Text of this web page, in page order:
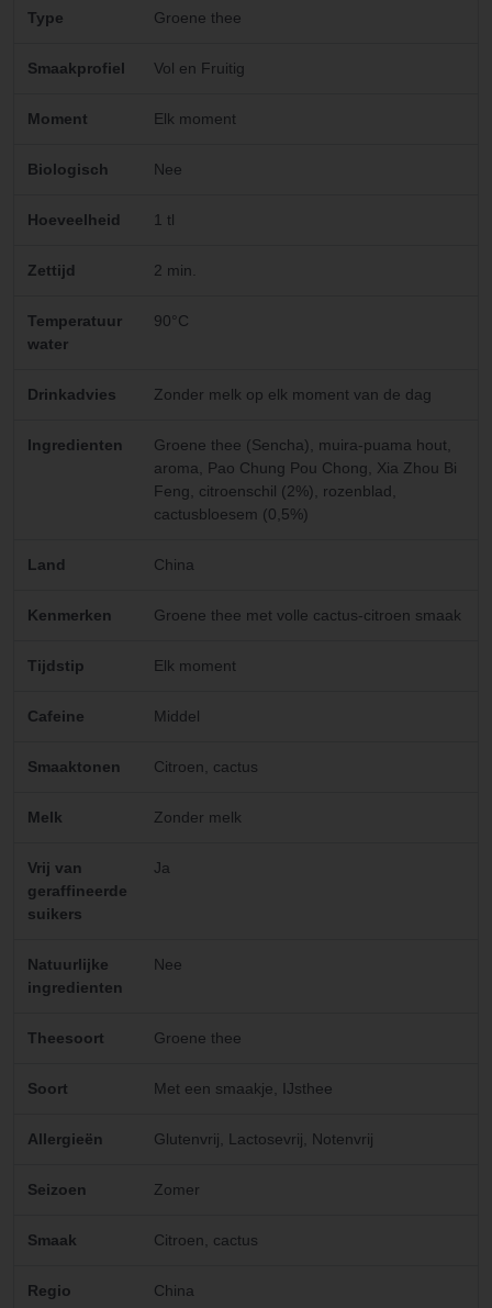
bent met de
cactus en
houdt.
Type Groene thee
Smaakprofiel Vol en Fruitig
Moment Elk moment
Biologisch Nee
Hoeveelheid 1 tl
Zettijd 2 min.
Temperatuur
water
90°C
Drinkadvies Zonder melk op elk moment van de dag
Ingredienten
Groene thee (Sencha), muira-puama hout,
aroma, Pao Chung Pou Chong, Xia Zhou Bi
Feng, citroenschil (2%), rozenblad,
cactusbloesem (0,5%)
Land China
Kenmerken Groene thee met volle cactus-citroen smaak
Tijdstip Elk moment
Cafeine Middel
Smaaktonen Citroen, cactus
Melk Zonder melk
Vrij van
geraffineerde
suikers
Ja
Natuurlijke
ingredienten
Nee
Theesoort Groene thee
Soort Met een smaakje, IJsthee
Allergieën Glutenvrij, Lactosevrij, Notenvrij
Seizoen Zomer
Smaak Citroen, cactus
Regio China